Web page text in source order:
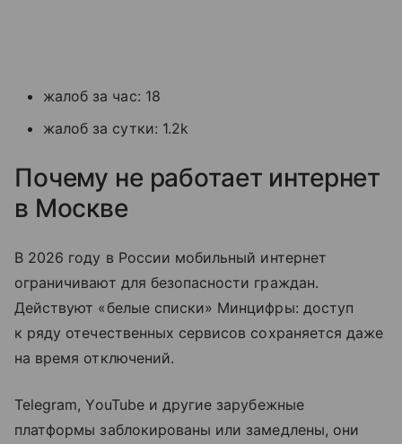
жалоб за час: 18
жалоб за сутки: 1.2k
Почему не работает интернет
в Москве
В 2026 году в России мобильный интернет
ограничивают для безопасности граждан.
Действуют «белые списки» Минцифры: доступ
к ряду отечественных сервисов сохраняется даже
на время отключений.
Telegram, YouTube и другие зарубежные
платформы заблокированы или замедлены, они